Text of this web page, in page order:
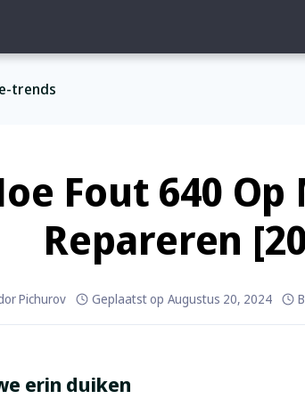
trends
Fout 640 Op
Repareren
Pichurov Geplaatst op Augustus 20, 2024
erin duiken